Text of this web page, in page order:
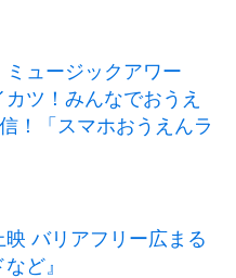
ュージックアワー
ツ！みんなでおうえ
！「スマホおうえんラ
バリアフリー広まる
ど』